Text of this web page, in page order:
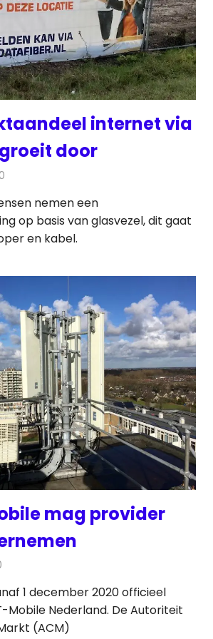
internet via
door
nemen een
op basis van glasvezel, dit gaat
en kabel.
mag provider
1 december 2020 officieel
Mobile Nederland. De Autoriteit
(ACM)